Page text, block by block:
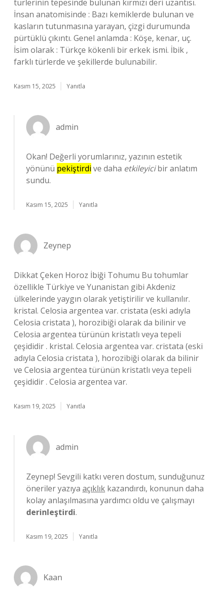
türlerinin tepesinde bulunan kırmızı deri uzantısı.
İnsan anatomisinde : Bazı kemiklerde bulunan ve
kasların tutunmasına yarayan, çizgi durumunda
pürtüklü çıkıntı. Genel anlamda : Köşe, kenar, uç.
İsim olarak : Türkçe kökenli bir erkek ismi. İbik ,
farklı türlerde ve şekillerde bulunabilir.
Kasım 15, 2025 Yanıtla
admin
Okan! Değerli yorumlarınız, yazının estetik
yönünü pekiştirdi ve daha etkileyicibir anlatım
sundu.
Kasım 15, 2025 Yanıtla
Zeynep
Dikkat Çeken Horoz İbiği Tohumu Bu tohumlar
özellikle Türkiye ve Yunanistan gibi Akdeniz
ülkelerinde yaygın olarak yetiştirilir ve kullanılır.
kristal. Celosia argentea var. cristata (eski adıyla
Celosia cristata ), horozibiği olarak da bilinir ve
Celosia argentea türünün kristatlı veya tepeli
çeşididir . kristal. Celosia argentea var. cristata (eski
adıyla Celosia cristata ), horozibiği olarak da bilinir
ve Celosia argentea türünün kristatlı veya tepeli
çeşididir . Celosia argentea var.
Kasım 19, 2025 Yanıtla
admin
Zeynep! Sevgili katkı veren dostum, sunduğunuz
öneriler yazıya açıklık kazandırdı, konunun daha
kolay anlaşılmasına yardımcı oldu ve çalışmayı
derinleştirdi.
Kasım 19, 2025 Yanıtla
Kaan